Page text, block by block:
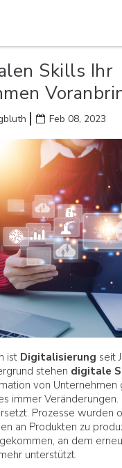
Skills Ihr
Feb 08, 2023
ist Digitalisierung seit
stehen digitale
von Unternehmen
immer
Prozesse wurden
an Produkten zu
an dem
unterstützt.